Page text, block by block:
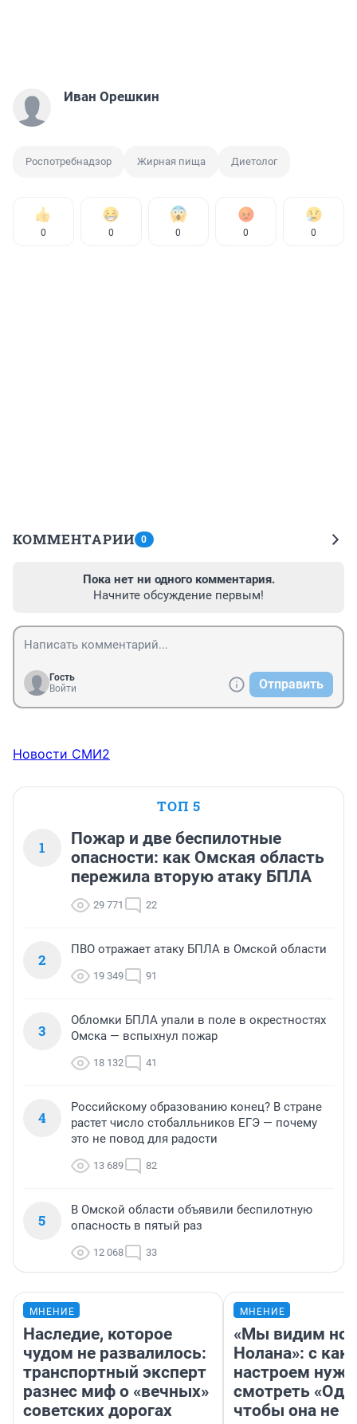
Иван Орешкин
Роспотребнадзор Жирная пища Диетолог
0 0 0 0 0
КОММЕНТАРИИ 0
Пока нет ни одного комментария.
Начните обсуждение первым!
Гость
Войти
Отправить
Новости СМИ2
ТОП 5
1
Пожар и две беспилотные
опасности: как Омская область
пережила вторую атаку БПЛА
29 771 22
2
ПВО отражает атаку БПЛА в Омской области
19 349 91
3
Обломки БПЛА упали в поле в окрестностях
Омска — вспыхнул пожар
18 132 41
4
Российскому образованию конец? В стране
растет число стобалльников ЕГЭ — почему
это не повод для радости
13 689 82
5
В Омской области объявили беспилотную
опасность в пятый раз
12 068 33
МНЕНИЕ
Наследие, которое
чудом не развалилось:
транспортный эксперт
разнес миф о «вечных»
советских дорогах
МНЕНИЕ
«Мы видим
Нолана»: с
настроем
смотреть
чтобы она не